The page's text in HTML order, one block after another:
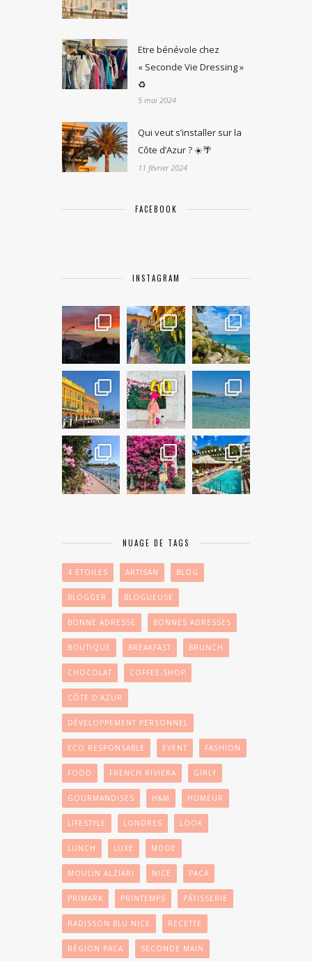
Etre bénévole chez
« Seconde Vie Dressing »
♻️
5 mai 2024
Qui veut s’installer sur la
Côte d’Azur ? ☀️🌴
11 février 2024
FACEBOOK
INSTAGRAM
NUAGE DE TAGS
4 ÉTOILES ARTISAN BLOG
BLOGGER BLOGUEUSE
BONNE ADRESSE BONNES ADRESSES
BOUTIQUE BREAKFAST BRUNCH
CHOCOLAT COFFEE-SHOP
CÔTE D'AZUR
DÉVELOPPEMENT PERSONNEL
ECO RESPONSABLE EVENT FASHION
FOOD FRENCH RIVIERA GIRLY
GOURMANDISES H&M HUMEUR
LIFESTYLE LONDRES LOOK
LUNCH LUXE MODE
MOULIN ALZIARI NICE PACA
PRIMARK PRINTEMPS PÂTISSERIE
RADISSON BLU NICE RECETTE
RÉGION PACA SECONDE MAIN